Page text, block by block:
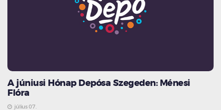
A júniusi Hónap Depósa Szegeden: Ménesi
Flóra
július 07.